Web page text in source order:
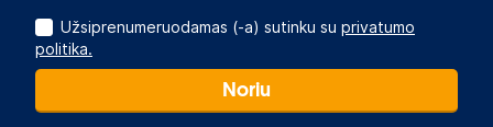
Užsiprenumeruodamas (-a) sutinku su privatumo
politika.
Noriu